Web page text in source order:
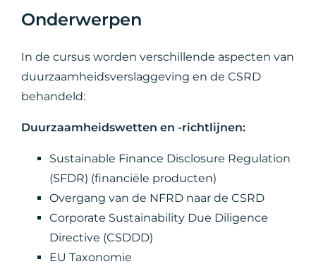
Onderwerpen
In de cursus worden verschillende aspecten van
duurzaamheidsverslaggeving en de CSRD
behandeld:
Duurzaamheidswetten en -richtlijnen:
Sustainable Finance Disclosure Regulation
(SFDR) (financiële producten)
Overgang van de NFRD naar de CSRD
Corporate Sustainability Due Diligence
Directive (CSDDD)
EU Taxonomie